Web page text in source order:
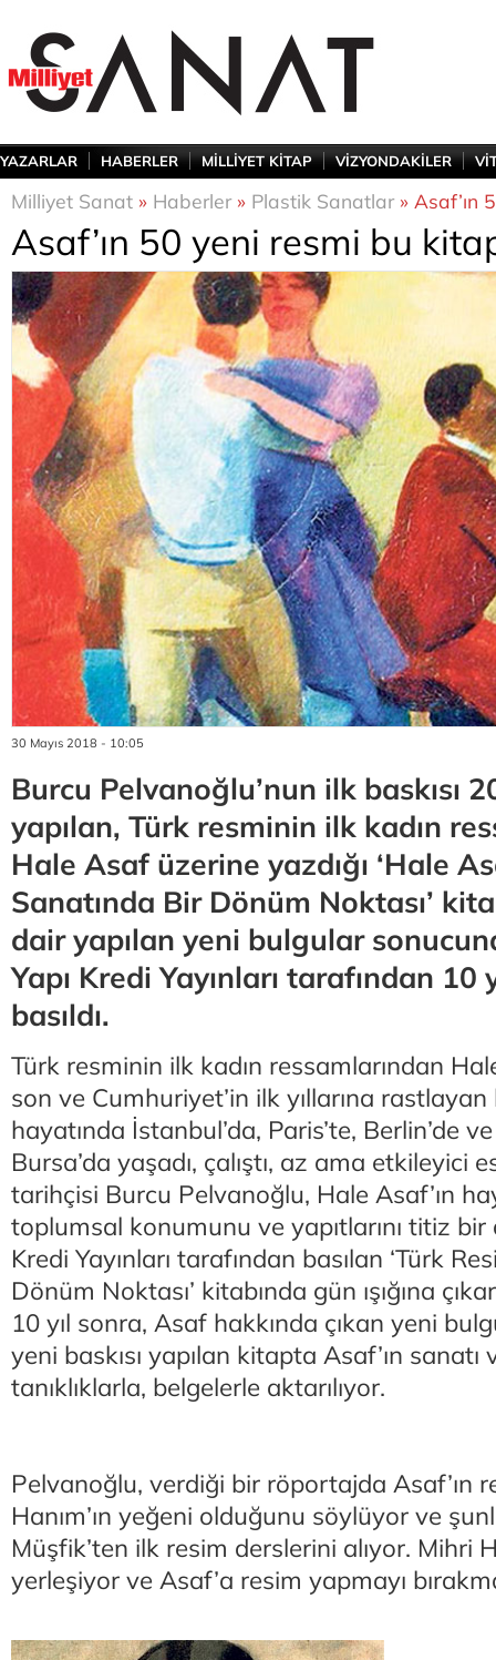
YAZARLAR HABERLER MİLLİYET KİTAP VİZYONDAKİLER
Milliyet Sanat » Haberler» Plastik Sanatlar» Asaf’ın
Asaf’ın 50 yeni resmi bu
30 Mayıs 2018 - 10:05
Burcu Pelvanoğlu’nun ilk baskısı
yapılan, Türk resminin ilk kadın
Hale Asaf üzerine yazdığı ‘Hale
Sanatında Bir Dönüm Noktası’
dair yapılan yeni bulgular
Yapı Kredi Yayınları tarafından
basıldı.
Türk resminin ilk kadın ressamlarından
son ve Cumhuriyet’in ilk yıllarına rastlayan
hayatında İstanbul’da, Paris’te, Berlin’de
Bursa’da yaşadı, çalıştı, az ama etkileyici
tarihçisi Burcu Pelvanoğlu, Hale Asaf’ın
toplumsal konumunu ve yapıtlarını titiz bir
Kredi Yayınları tarafından basılan ‘Türk
Dönüm Noktası’ kitabında gün ışığına
10 yıl sonra, Asaf hakkında çıkan yeni
yeni baskısı yapılan kitapta Asaf’ın sanatı
tanıklıklarla, belgelerle aktarılıyor.
Pelvanoğlu, verdiği bir röportajda Asaf’ın
Hanım’ın yeğeni olduğunu söylüyor ve
Müşfik’ten ilk resim derslerini alıyor. Mihri
yerleşiyor ve Asaf’a resim yapmayı